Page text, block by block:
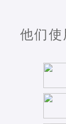
他们使